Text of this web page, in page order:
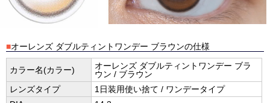
■オーレンズ ダブルティントワンデー ブラウンの仕様
カラー名(カラー)
オーレンズ ダブルティントワンデー ブラ
ウン / ブラウン
レンズタイプ
1日装用使い捨て / ワンデータイプ